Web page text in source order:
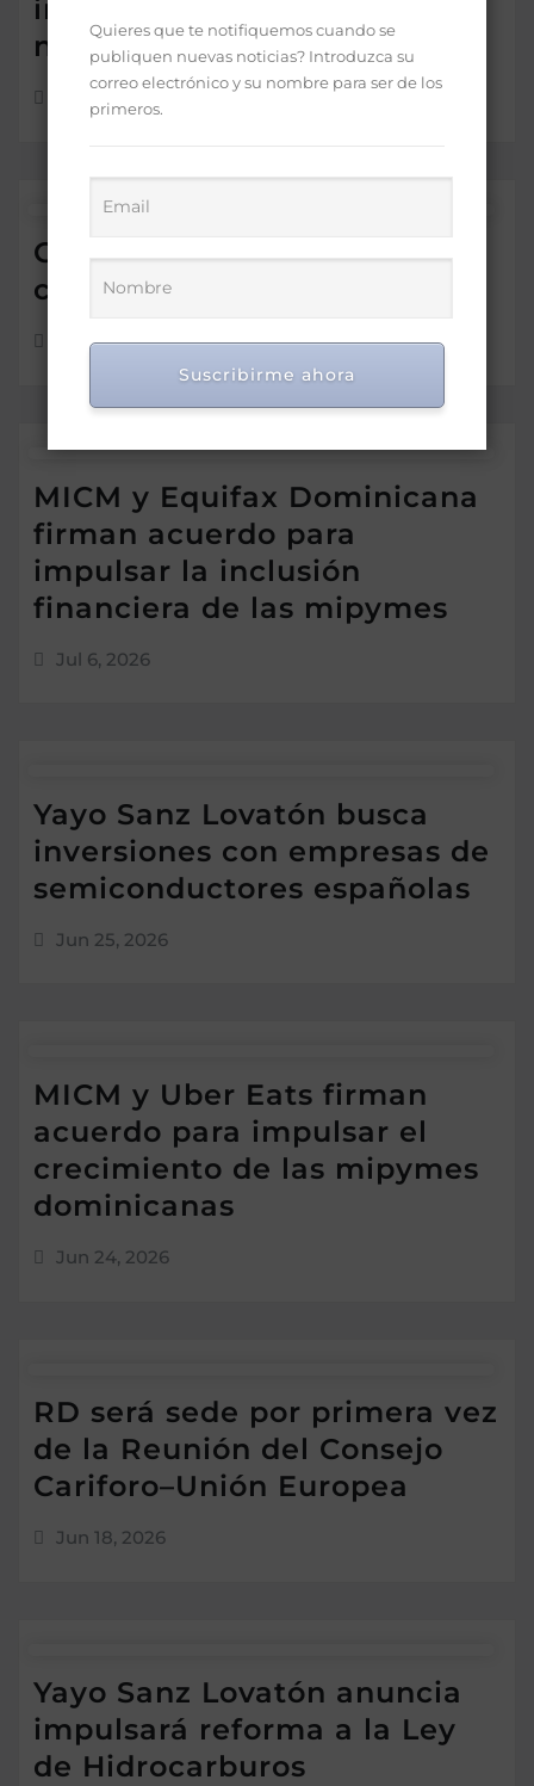
inquietudes de la industria
nacional
Jul 16, 2026
Gobierno baja el GLP y los
combustibles regulares
Jul 11, 2026
MICM y Equifax Dominicana
firman acuerdo para
impulsar la inclusión
financiera de las mipymes
Jul 6, 2026
Yayo Sanz Lovatón busca
inversiones con empresas de
semiconductores españolas
Jun 25, 2026
MICM y Uber Eats firman
acuerdo para impulsar el
crecimiento de las mipymes
dominicanas
Jun 24, 2026
RD será sede por primera vez
de la Reunión del Consejo
Cariforo–Unión Europea
Jun 18, 2026
Yayo Sanz Lovatón anuncia
impulsará reforma a la Ley
de Hidrocarburos
Quieres que te notifiquemos cuando se
publiquen nuevas noticias? Introduzca su
correo electrónico y su nombre para ser de los
primeros.
Suscribirme ahora